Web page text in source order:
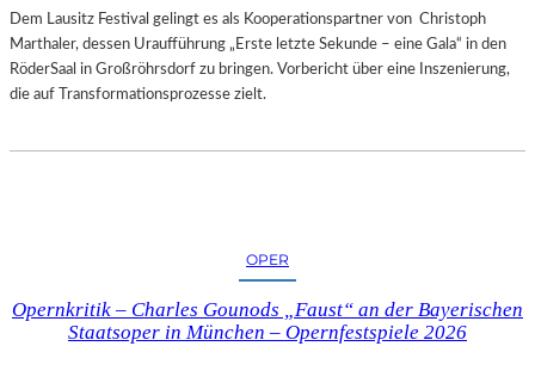
S
S
T
R
I
Dem Lausitz Festival gelingt es als Kooperationspartner von Christoph
Marthaler, dessen Uraufführung „Erste letzte Sekunde – eine Gala“ in den
RöderSaal in Großröhrsdorf zu bringen. Vorbericht über eine Inszenierung,
die auf Transformationsprozesse zielt.
OPER
Opernkritik – Charles Gounods „Faust“ an der Bayerischen
Staatsoper in München – Opernfestspiele 2026